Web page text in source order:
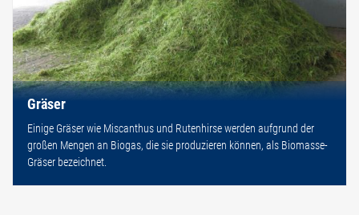
Gräser
Einige Gräser wie Miscanthus und Rutenhirse werden aufgrund der
großen Mengen an Biogas, die sie produzieren können, als Biomasse-
Gräser bezeichnet.